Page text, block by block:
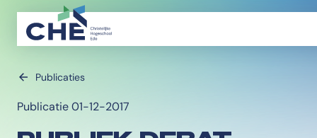
Publicaties
Publicatie 01-12-2017